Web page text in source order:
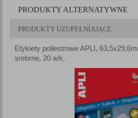
PRODUKTY ALTERNATYWNE
PRODUKTY UZUPEŁNIAJĄCE
Etykiety poliestrowe APLI,
srebrne, 20 ark.